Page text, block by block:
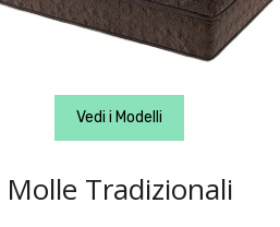
Vedi i Modelli
Molle Tradizionali